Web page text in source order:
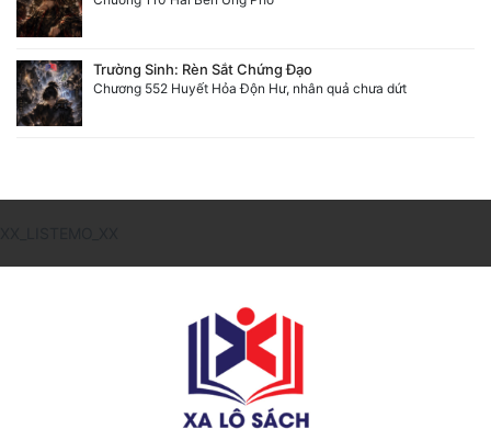
Trường Sinh: Rèn Sắt Chứng Đạo
Chương 552 Huyết Hỏa Độn Hư, nhân quả chưa dứt